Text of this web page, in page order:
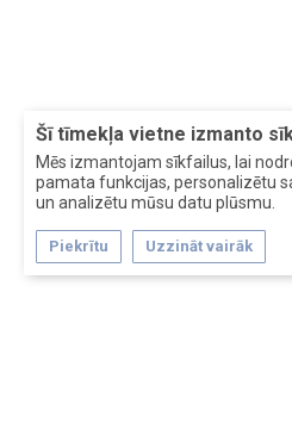
Šī tīmekļa vietne izmanto
Mēs izmantojam sīkfailus, lai
pamata funkcijas, personalizētu
un analizētu mūsu datu plūsmu.
Piekrītu Uzzināt vairāk